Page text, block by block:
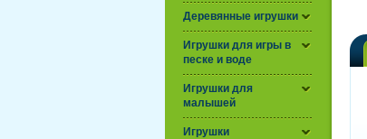
Деревянные игрушки
Игрушки для игры в
песке и воде
Игрушки для
малышей
Игрушки